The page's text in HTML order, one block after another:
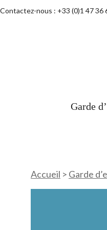
Contactez-nous : +33 (0)1 47 36
Garde
Accueil > Garde